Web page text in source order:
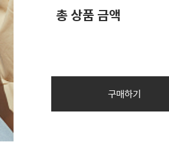
총 상품 금액
구매하기